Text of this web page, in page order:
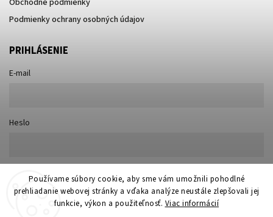
Používame súbory cookie, aby sme vám umožnili pohodlné
prehliadanie webovej stránky a vďaka analýze neustále zlepšovali jej
funkcie, výkon a použiteľnosť. Viac informácií
Obchodné podmienky
Podmienky ochrany osobných údajov
PRIHLÁSENIE
E-mail
Heslo
Prihlásiť sa
Nová registrácia
Zabudnuté heslo